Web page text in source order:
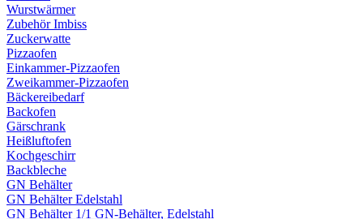
Wurstwärmer
Zubehör Imbiss
Zuckerwatte
Pizzaofen
Einkammer-Pizzaofen
Zweikammer-Pizzaofen
Bäckereibedarf
Backofen
Gärschrank
Heißluftofen
Kochgeschirr
Backbleche
GN Behälter
GN Behälter Edelstahl
GN Behälter 1/1 GN-Behälter, Edelstahl